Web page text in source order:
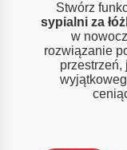
Stwórz
sypialni za
w
rozwiązanie
przestrzeń,